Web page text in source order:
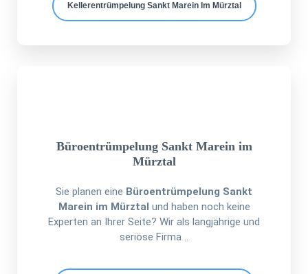
Kellerentrümpelung Sankt Marein Im Mürztal
Büroentrümpelung Sankt Marein im
Mürztal
Sie planen eine Büroentrümpelung Sankt
Marein im Mürztal und haben noch keine
Experten an Ihrer Seite? Wir als langjährige und
seriöse Firma ..